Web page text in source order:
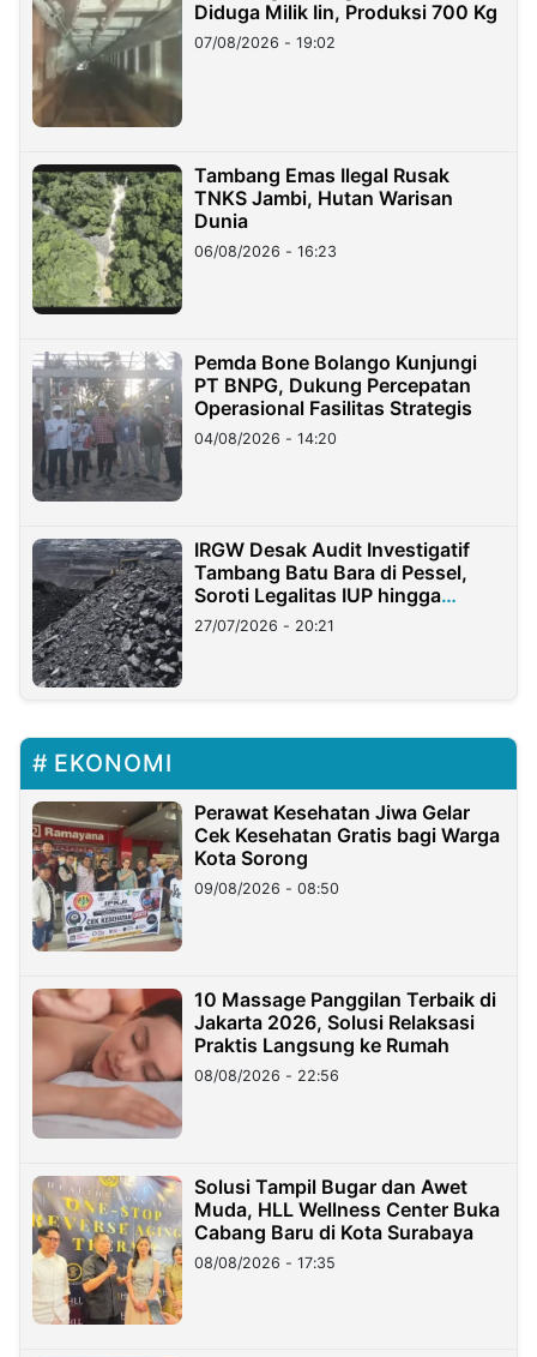
Diduga Milik Iin, Produksi 700 Kg
07/08/2026 - 19:02
Tambang Emas Ilegal Rusak
TNKS Jambi, Hutan Warisan
Dunia
06/08/2026 - 16:23
Pemda Bone Bolango Kunjungi
PT BNPG, Dukung Percepatan
Operasional Fasilitas Strategis
04/08/2026 - 14:20
IRGW Desak Audit Investigatif
Tambang Batu Bara di Pessel,
Soroti Legalitas IUP hingga
Stockpile
27/07/2026 - 20:21
EKONOMI
Perawat Kesehatan Jiwa Gelar
Cek Kesehatan Gratis bagi Warga
Kota Sorong
09/08/2026 - 08:50
10 Massage Panggilan Terbaik di
Jakarta 2026, Solusi Relaksasi
Praktis Langsung ke Rumah
08/08/2026 - 22:56
Solusi Tampil Bugar dan Awet
Muda, HLL Wellness Center Buka
Cabang Baru di Kota Surabaya
08/08/2026 - 17:35